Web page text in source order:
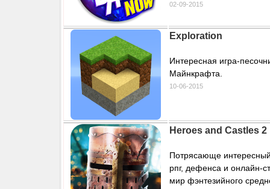
02-09-2015
Exploration
Интересная игра-
Майнкрафта.
10-06-2015
Heroes and Castles 2
Потрясающе
рпг, дефенса и онлайн-
мир фэнтезийного